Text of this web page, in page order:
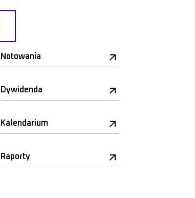
Notowania
Dywidenda
Kalendarium
Raporty